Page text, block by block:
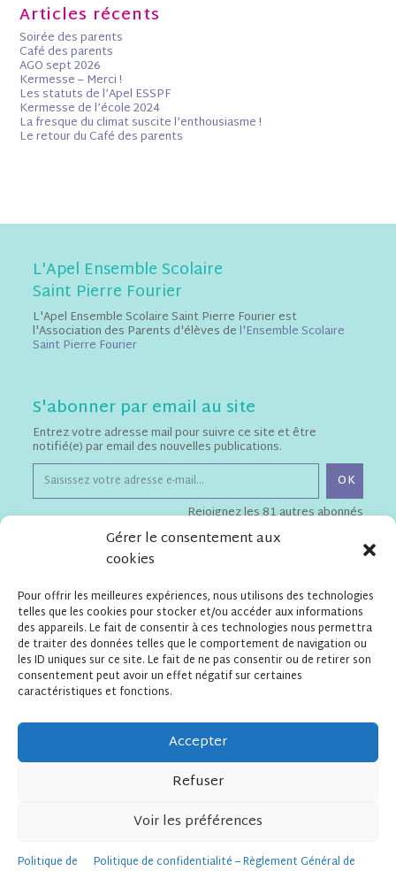
Gérer le consentement aux
cookies
Pour offrir les meilleures expériences, nous utilisons des technologies
telles que les cookies pour stocker et/ou accéder aux informations
des appareils. Le fait de consentir à ces technologies nous permettra
de traiter des données telles que le comportement de navigation ou
les ID uniques sur ce site. Le fait de ne pas consentir ou de retirer son
consentement peut avoir un effet négatif sur certaines
caractéristiques et fonctions.
Accepter
Refuser
Voir les préférences
Politique de Politique de confidentialité – Règlement Général de
Articles récents
Soirée des parents
Café des parents
AGO sept 2026
Kermesse – Merci !
Les statuts de l’Apel ESSPF
Kermesse de l’école 2024
La fresque du climat suscite l’enthousiasme !
Le retour du Café des parents
L'Apel Ensemble Scolaire
Saint Pierre Fourier
L'Apel Ensemble Scolaire Saint Pierre Fourier est
l'Association des Parents d'élèves de l'Ensemble Scolaire
Saint Pierre Fourier
S'abonner par email au site
Entrez votre adresse mail pour suivre ce site et être
notifié(e) par email des nouvelles publications.
OK
Rejoignez les 81 autres abonnés
Flyer de présentation de l'Apel
Statuts de l'Apel ESSPF
Contact
Saint Pierre Fourier
13 rue de Prague – 75012 Paris
secretariatapelesspf@gmail.com
Politique de cookies (UE)